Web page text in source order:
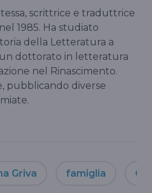
scrittrice e traduttrice
1985. Ha studiato
della Letteratura a
dottorato in letteratura
nel Rinascimento.
pubblicando diverse
Griva famiglia